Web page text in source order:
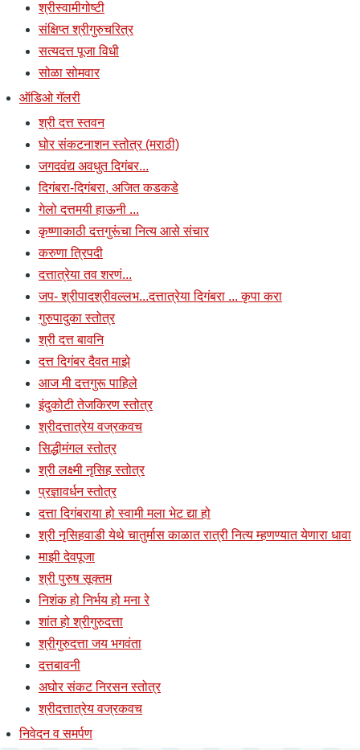
श्रीस्वामीगोष्टी
संक्षिप्त श्रीगुरुचरित्र
सत्यदत्त पूजा विधी
सोळा सोमवार
ऑडिओ गॅलरी
श्री दत्त स्तवन
घोर संकटनाशन स्तोत्र (मराठी)
जगदवंद्य अवधुत दिगंबर...
दिगंबरा-दिगंबरा, अजित कडकडे
गेलो दत्तमयी हाऊनी ...
कृष्णाकाठी दत्तगुरूंचा नित्य आसे संचार
करुणा त्रिपदी
दत्तात्रेया तव शरणं...
जप- श्रीपादश्रीवल्लभ...दत्तात्रेया दिगंबरा ... कृपा करा
गुरुपादुका स्तोत्र
श्री दत्त बावनि
दत्त दिगंबर दैवत माझे
आज मी दत्तगुरू पाहिले
इंदुकोटी तेजकिरण स्तोत्र
श्रीदत्तात्रेय वज्रकवच
सिद्धीमंगल स्तोत्र
श्री लक्ष्मी नृसिह स्तोत्र
प्रज्ञावर्धन स्तोत्र
दत्ता दिगंबराया हो स्वामी मला भेट द्या हो
श्री नृसिहवाडी येथे चातुर्मास काळात रात्री नित्य म्हणण्यात येणारा धावा
माझी देवपूजा
श्री पुरुष सूक्तम
निशंक हो निर्भय हो मना रे
शांत हो श्रीगुरुदत्ता
श्रीगुरुदत्ता जय भगवंता
दत्तबावनी
अघोर संकट निरसन स्तोत्र
श्रीदत्तात्रेय वज्रकवच
निवेदन व समर्पण